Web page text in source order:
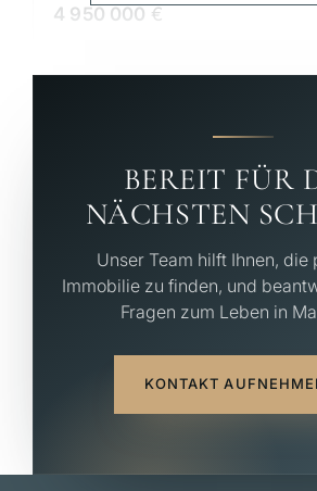
4 950 000 €
BEREIT FÜR
NÄCHSTEN
Unser Team hilft Ihnen, die
Immobilie zu finden, und
Fragen zum Leben in
KONTAKT